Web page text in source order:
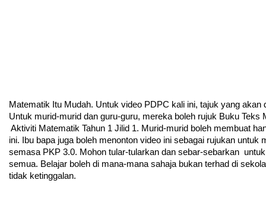
Matematik Itu Mudah. Untuk video PDPC kali ini, tajuk yang akan
Untuk murid-murid dan guru-guru, mereka boleh rujuk Buku Teks
Aktiviti Matematik Tahun 1 Jilid 1. Murid-murid boleh membuat
ini. Ibu bapa juga boleh menonton video ini sebagai rujukan untuk
semasa PKP 3.0. Mohon tular-tularkan dan sebar-sebarkan
semua. Belajar boleh di mana-mana sahaja bukan terhad di
tidak ketinggalan.